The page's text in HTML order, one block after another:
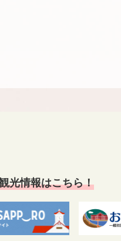
光情報はこちら！